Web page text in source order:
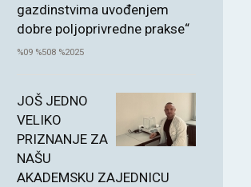
gazdinstvima uvođenjem
dobre poljoprivredne prakse“
%09 %508 %2025
JOŠ JEDNO
VELIKO
PRIZNANJE ZA
NAŠU
AKADEMSKU ZAJEDNICU